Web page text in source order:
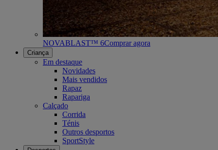
NOVABLAST™ 6Comprar agora
Criança
Em destaque
Novidades
Mais vendidos
Rapaz
Rapariga
Calçado
Corrida
Ténis
Outros desportos
SportStyle